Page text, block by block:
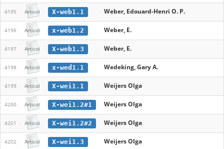
4195 Articol X-web1.1 Weber, Edouard-Henri O. P.
4196 Articol x-web1.2 Weber, E.
4197 Articol X-web1.3 Weber, E.
4198 Articol x-wed1.1 Wedeking, Gary A.
4199 Articol X-wei1.1 Weijers Olga
4200 Articol X-wei1.2#1 Weijers Olga
4201 Articol X-wei1.2#2 Weijers Olga
4202 Articol X-wei1.3 Weijers Olga